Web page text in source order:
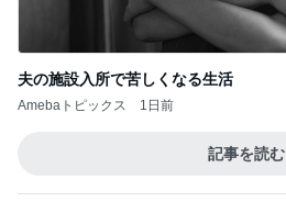
夫の施設入所で苦しくなる生活
Amebaトピックス 1日前
記事を読む